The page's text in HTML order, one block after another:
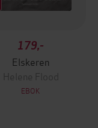
179,-
Elskeren
Helene Flood
EBOK